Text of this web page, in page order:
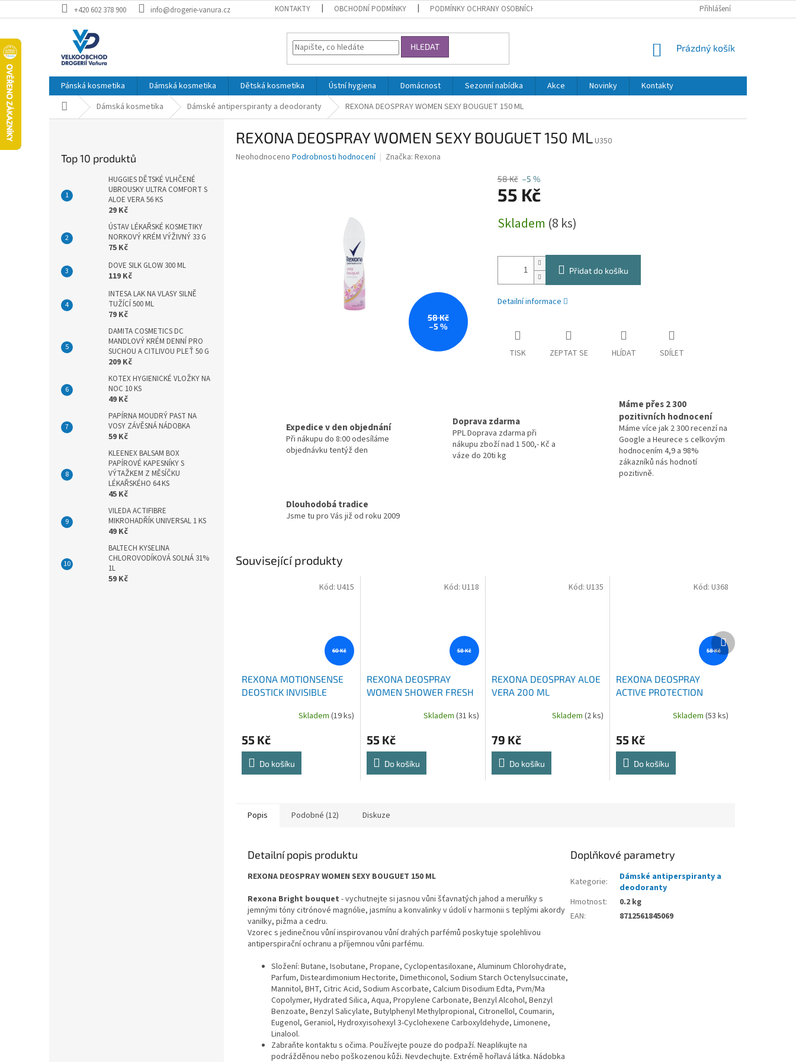
na
+420 602 378 900 info@drogerie-vanura.cz KONTAKTY OBCHODNÍ PODMÍNKY PODMÍNKY OCHRANY OSOBNÍCH ÚDAJŮ Přihlášení
HLEDAT
NÁKUPNÍ
Prázdný košík
Pánská kosmetika Dámská kosmetika Dětská kosmetika Ústní hygiena Domácnost Sezonní nabídka Akce Novinky
Kontakty
Domů Dámská kosmetika Dámské antiperspiranty a deodoranty REXONA DEOSPRAY WOMEN SEXY BOUGUET 150 ML
Top 10 produktů
HUGGIES DĚTSKÉ VLHČENÉ
UBROUSKY ULTRA COMFORT S
ALOE VERA 56 KS
29 Kč
ÚSTAV LÉKAŘSKÉ KOSMETIKY
NORKOVÝ KRÉM VÝŽIVNÝ 33 G
75 Kč
DOVE SILK GLOW 300 ML
119 Kč
INTESA LAK NA VLASY SILNĚ
TUŽÍCÍ 500 ML
79 Kč
DAMITA COSMETICS DC
MANDLOVÝ KRÉM DENNÍ PRO
SUCHOU A CITLIVOU PLEŤ 50 G
209 Kč
KOTEX HYGIENICKÉ VLOŽKY NA
NOC 10 KS
49 Kč
PAPÍRNA MOUDRÝ PAST NA
VOSY ZÁVĚSNÁ NÁDOBKA
59 Kč
KLEENEX BALSAM BOX
PAPÍROVÉ KAPESNÍKY S
VÝTAŽKEM Z MĚSÍČKU
LÉKAŘSKÉHO 64 KS
45 Kč
VILEDA ACTIFIBRE
MIKROHADŘÍK UNIVERSAL 1 KS
49 Kč
BALTECH KYSELINA
CHLOROVODÍKOVÁ SOLNÁ 31%
1L
59 Kč
REXONA DEOSPRAY WOMEN SEXY BOUGUET 150 MLU350
Průměrné
Neohodnoceno Podrobnosti hodnocení Značka: Rexona
58 Kč
–5 %
58 Kč –5 %
55 Kč
cena:
Skladem (8 ks)
Přidat do košíku
Detailní informace
TISK ZEPTAT SE HLÍDAT SDÍLET
Expedice v den objednání
Při nákupu do 8:00 odesíláme
objednávku tentýž den
Doprava zdarma
PPL Doprava zdarma při
nákupu zboží nad 1 500,- Kč a
váze do 20ti kg
Máme přes 2 300
pozitivních hodnocení
Máme více jak 2 300 recenzí na
Google a Heurece s celkovým
hodnocením 4,9 a 98%
zákazníků nás hodnotí
pozitivně.
Dlouhodobá tradice
Jsme tu pro Vás již od roku 2009
Související produkty
60 Kč
REXONA MOTIONSENSE
DEOSTICK INVISIBLE
Skladem (19 ks)
55 Kč
Do košíku
Kód: U415
58 Kč
REXONA DEOSPRAY
WOMEN SHOWER FRESH
Skladem (31 ks)
55 Kč
Do košíku
Kód: U118
REXONA DEOSPRAY ALOE
VERA 200 ML
Skladem(2 ks)
79 Kč
Do košíku
Kód:U135
58 Kč
REXONA DEOSPRAY
ACTIVE PROTECTION
Skladem (53 ks)
55 Kč
Do košíku
Kód: U368
Další
produkt
Popis Podobné (12) Diskuze
Detailní popis produktu
REXONA DEOSPRAY WOMEN SEXY BOUGUET 150 ML
Rexona Bright bouquet - vychutnejte si jasnou vůni šťavnatých jahod a meruňky s
jemnými tóny citrónové magnólie, jasmínu a konvalinky v údolí v harmonii s teplými akordy
vanilky, pižma a cedru.
Vzorec s jedinečnou vůní inspirovanou vůní drahých parfémů poskytuje spolehlivou
antiperspirační ochranu a příjemnou vůni parfému.
Složení: Butane, Isobutane, Propane, Cyclopentasiloxane, Aluminum Chlorohydrate,
Parfum, Disteardimonium Hectorite, Dimethiconol, Sodium Starch Octenylsuccinate,
Mannitol, BHT, Citric Acid, Sodium Ascorbate, Calcium Disodium Edta, Pvm/Ma
Copolymer, Hydrated Silica, Aqua, Propylene Carbonate, Benzyl Alcohol, Benzyl
Benzoate, Benzyl Salicylate, Butylphenyl Methylpropional, Citronellol, Coumarin,
Eugenol, Geraniol, Hydroxyisohexyl 3-Cyclohexene Carboxyldehyde, Limonene,
Linalool.
Zabraňte kontaktu s očima. Používejte pouze do podpaží. Neaplikujte na
podrážděnou nebo poškozenou kůži. Nevdechujte. Extrémě hořlavá látka. Nádobka
Doplňkové parametry
Kategorie:
Dámské antiperspiranty a
deodoranty
Hmotnost:
0.2 kg
EAN: 8712561845069